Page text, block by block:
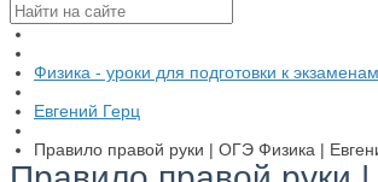
Физика - уроки для подготовки к
Евгений Герц
Правило правой руки | ОГЭ Физика |